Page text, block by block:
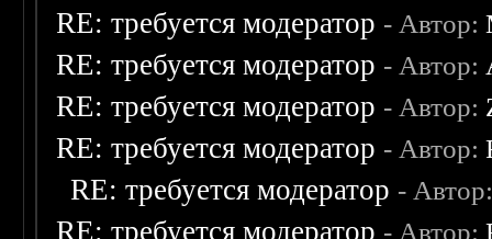
RE: требуется модератор - Автор:
RE: требуется модератор - Автор:
RE: требуется модератор - Автор:
RE: требуется модератор - Автор:
RE: требуется модератор -
RE: требуется модератор - Автор: